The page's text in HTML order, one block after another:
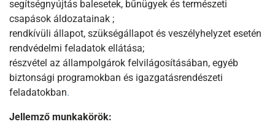
segítségnyújtás balesetek, bűnügyek és természeti
csapások áldozatainak ;
rendkívüli állapot, szükségállapot és veszélyhelyzet esetén
rendvédelmi feladatok ellátása;
részvétel az állampolgárok felvilágosításában, egyéb
biztonsági programokban és igazgatásrendészeti
feladatokban.
Jellemző munkakörök: